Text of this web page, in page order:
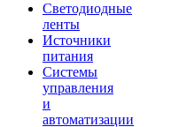
Светодиодные
ленты
Источники
питания
Системы
управления
и
автоматизации